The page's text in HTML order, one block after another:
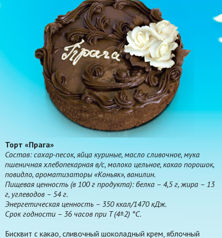
Торт «Прага»
Состав: сахар-песок, яйца куриные, масло сливочное, мука
пшеничная хлебопекарная в/с, молоко цельное, какао порошок,
повидло, ароматизаторы «Коньяк», ванилин.
Пищевая ценность (в 100 г продукта): белка – 4,5 г, жира – 13
г, углеводов – 54 г.
Энергетическая ценность – 350 ккал/1470 кДж.
Срок годности – 36 часов при T (4±2) °С.
Бисквит с какао, сливочный шоколадный крем, яблочный